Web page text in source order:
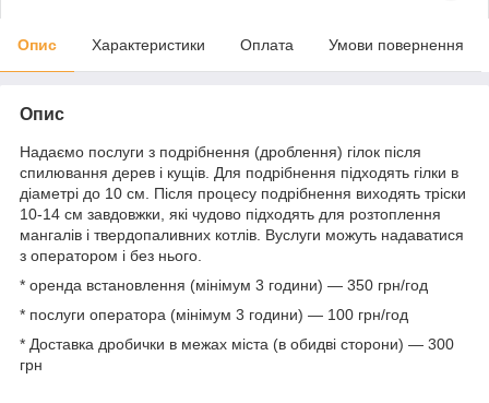
Опис Характеристики Оплата Умови повернення
Опис
Надаємо послуги з подрібнення (дроблення) гілок після
спилювання дерев і кущів. Для подрібнення підходять гілки в
діаметрі до 10 см. Після процесу подрібнення виходять тріски
10-14 см завдовжки, які чудово підходять для розтоплення
мангалів і твердопаливних котлів. Вуслуги можуть надаватися
з оператором і без нього.
* оренда встановлення (мінімум 3 години) — 350 грн/год
* послуги оператора (мінімум 3 години) — 100 грн/год
* Доставка дробички в межах міста (в обидві сторони) — 300
грн